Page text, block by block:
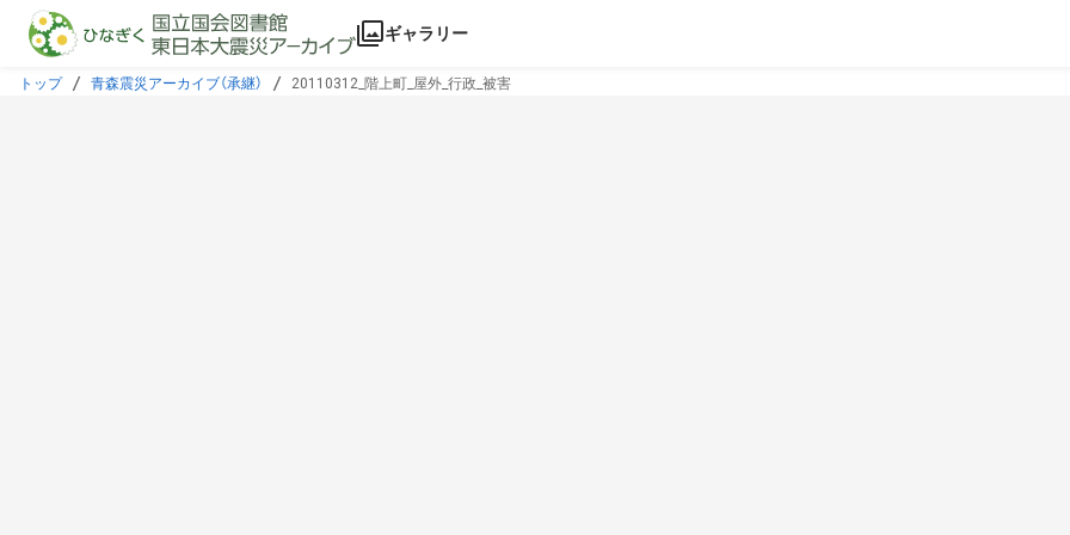
本文に飛ぶ
ギャラリー
トップ 青森震災アーカイブ（承継） 20110312_階上町_屋外_行政_被害